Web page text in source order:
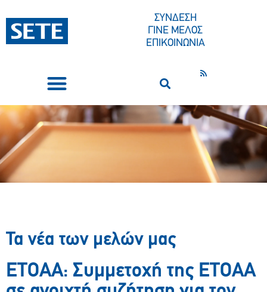
ΣΥΝΔΕΣΗ
ΓΙΝΕ ΜΕΛΟΣ
ΕΠΙΚΟΙΝΩΝΙΑ
Τα νέα των μελών μας
ΕΤΟΑΑ: Συμμετοχή της ΕΤΟΑΑ